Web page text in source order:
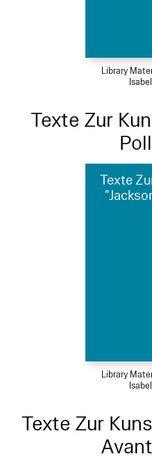
Library
Texte Zur
Texte
Library
Texte Zur